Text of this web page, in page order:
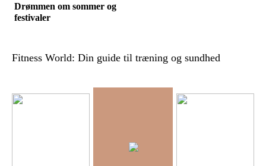
Drømmen om sommer og
festivaler
Fitness World: Din guide til træning og sundhed